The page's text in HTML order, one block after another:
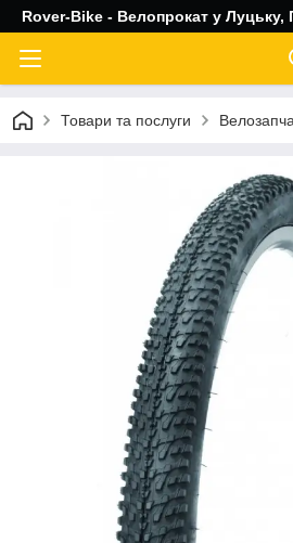
Rover-Bike - Велопрокат у Луцьку,
Товари та послуги